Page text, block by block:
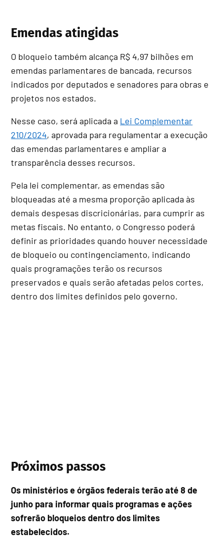
Emendas atingidas
O bloqueio também alcança R$ 4,97 bilhões em
emendas parlamentares de bancada, recursos
indicados por deputados e senadores para obras e
projetos nos estados.
Nesse caso, será aplicada a Lei Complementar
210/2024, aprovada para regulamentar a execução
das emendas parlamentares e ampliar a
transparência desses recursos.
Pela lei complementar, as emendas são
bloqueadas até a mesma proporção aplicada às
demais despesas discricionárias, para cumprir as
metas fiscais. No entanto, o Congresso poderá
definir as prioridades quando houver necessidade
de bloqueio ou contingenciamento, indicando
quais programações terão os recursos
preservados e quais serão afetadas pelos cortes,
dentro dos limites definidos pelo governo.
Próximos passos
Os ministérios e órgãos federais terão até 8 de
junho para informar quais programas e ações
sofrerão bloqueios dentro dos limites
estabelecidos.